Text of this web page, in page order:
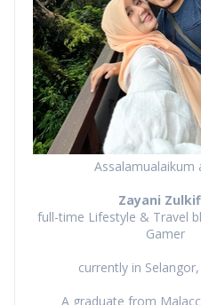
Assalamualaikum
Zayani
full-time Lifestyle & Travel
Gamer
currently in
A graduate from